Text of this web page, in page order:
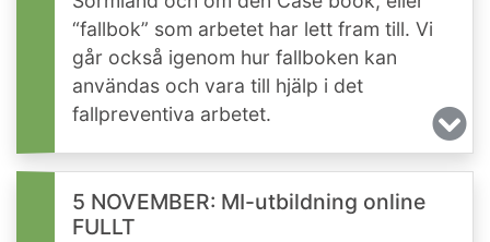
“fallbok” som arbetet har lett fram till. Vi
går också igenom hur fallboken kan
användas och vara till hjälp i det
fallpreventiva arbetet.
5 NOVEMBER: MI-utbildning online
FULLT